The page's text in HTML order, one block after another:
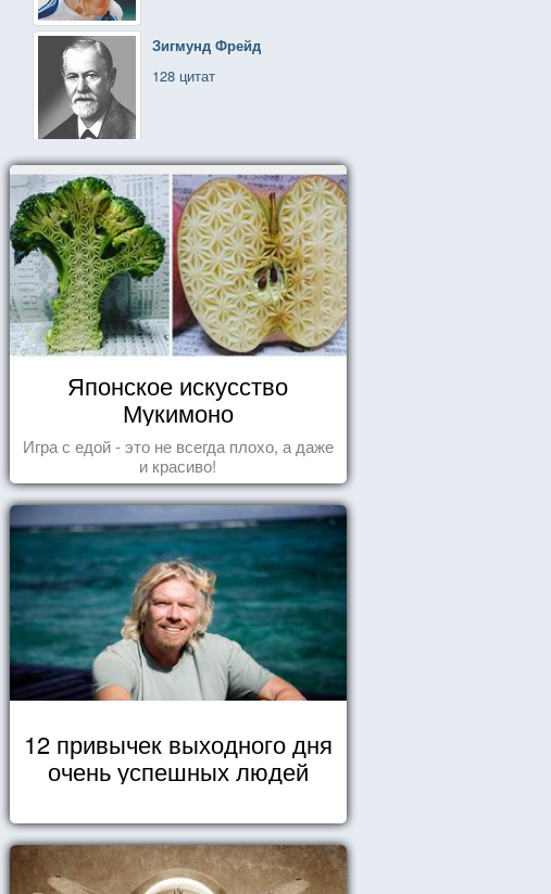
Зигмунд Фрейд
128 цитат
Японское искусство
Мукимоно
Игра с едой - это не всегда плохо, а даже
и красиво!
12 привычек выходного дня
очень успешных людей